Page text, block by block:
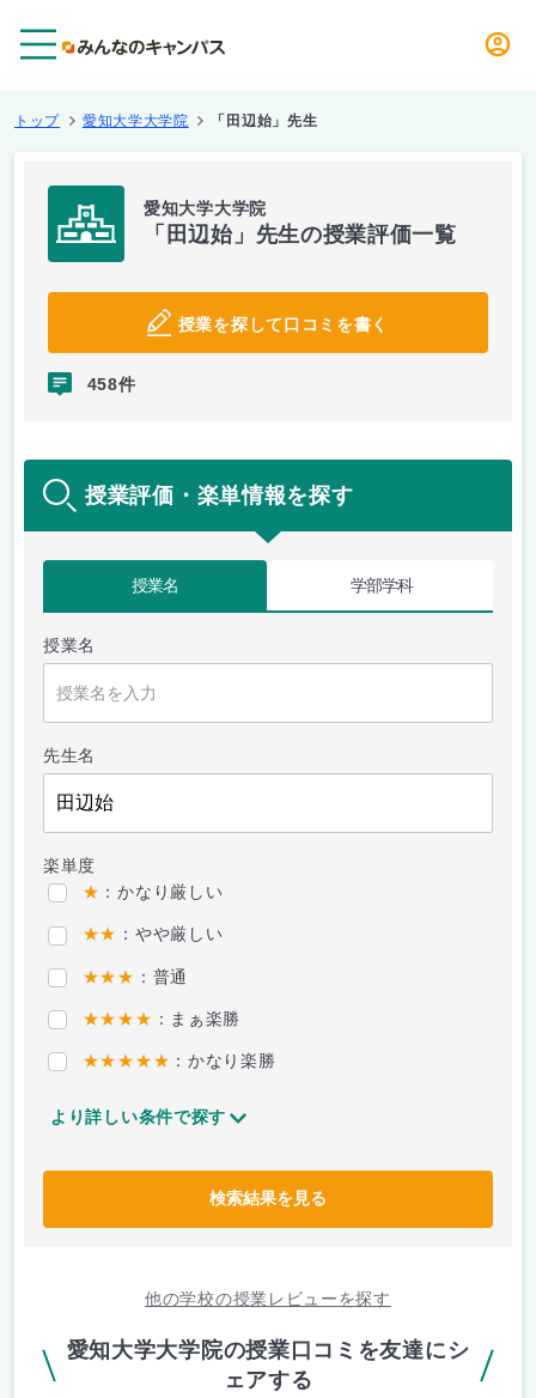
トップ 愛知大学大学院 「田辺始」先生
愛知大学大学院
「田辺始」先生の授業評価一覧
授業を探して口コミを書く
458件
授業評価・楽単情報を探す
授業名 学部学科
授業名
先生名
楽単度
★ ：かなり厳しい
★★ ：やや厳しい
★★★ ：普通
★★★★ ：まぁ楽勝
★★★★★ ：かなり楽勝
より詳しい条件で探す
検索結果を見る
他の学校の授業レビューを探す
愛知大学大学院の授業口コミを友達にシ
ェアする